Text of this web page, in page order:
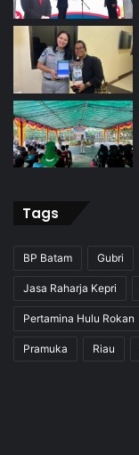
Tags
BP Batam Gubri
Jasa Raharja Kepri
Pertamina Hulu Rokan
Pramuka Riau